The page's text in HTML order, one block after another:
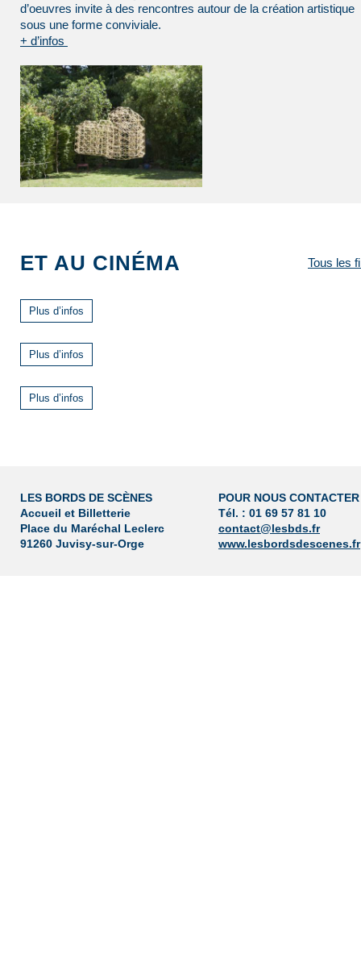
d’oeuvres invite à des rencontres autour de la création artistique
sous une forme conviviale.
+ d’infos
ET AU CINÉMA Tous les
Plus d’infos
Plus d’infos
Plus d’infos
LES BORDS DE SCÈNES
Accueil et Billetterie
Place du Maréchal Leclerc
91260 Juvisy-sur-Orge
POUR NOUS CONTACTER
Tél. : 01 69 57 81 10
contact@lesbds.fr
www.lesbordsdescenes.fr